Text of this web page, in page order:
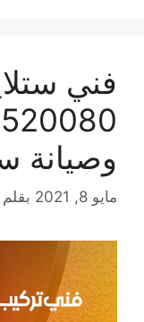
فني
وصيانة
مايو 8, 2021 بقلم